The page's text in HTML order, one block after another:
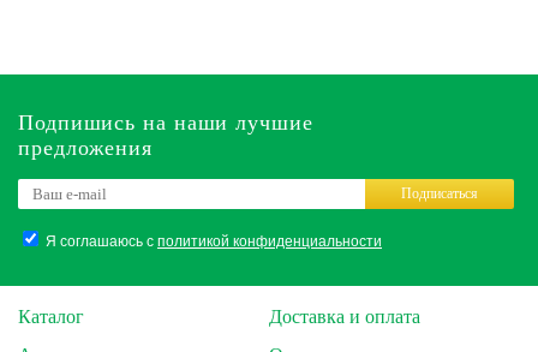
Подпишись на наши лучшие
предложения
Я соглашаюсь сполитикой конфиденциальности
Подписаться
Каталог
Доставка и оплата